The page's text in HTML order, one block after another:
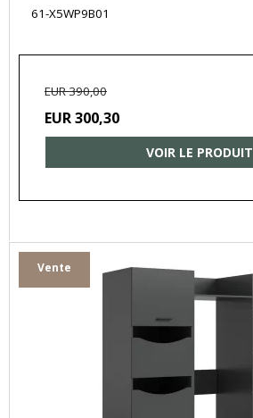
61-X5WP9B01
EUR 390,00
EUR 300,30
VOIR LE PRODUIT
Vente